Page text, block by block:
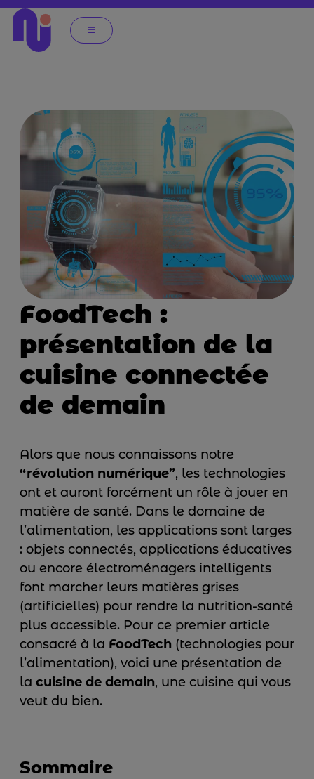
FoodTech :
présentation de la
cuisine connectée
de demain
Alors que nous connaissons notre
“révolution numérique”, les technologies
ont et auront forcément un rôle à jouer en
matière de santé. Dans le domaine de
l’alimentation, les applications sont larges
: objets connectés, applications éducatives
ou encore électroménagers intelligents
font marcher leurs matières grises
(artificielles) pour rendre la nutrition-santé
plus accessible. Pour ce premier article
consacré à la FoodTech (technologies pour
l’alimentation), voici une présentation de
la cuisine de demain, une cuisine qui vous
veut du bien.
Sommaire